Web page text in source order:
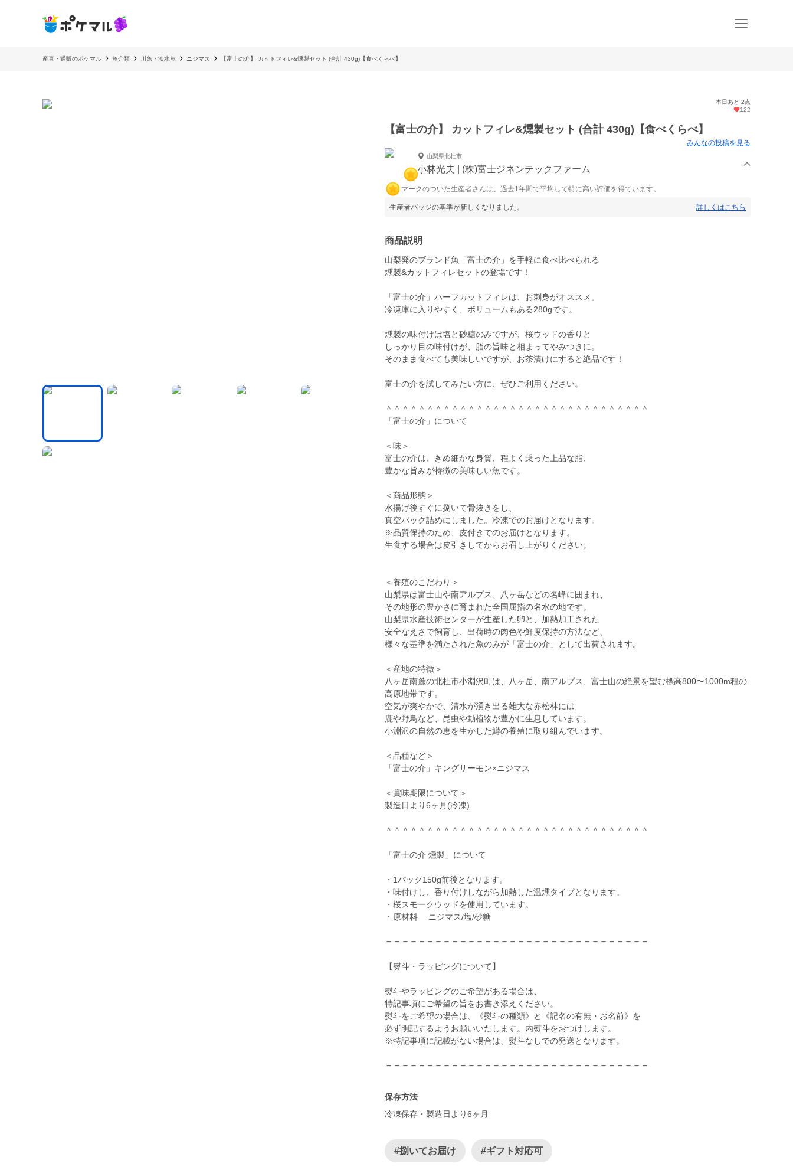
産直・通販のポケマル 魚介類 川魚・淡水魚 ニジマス 【富士の介】 カットフィレ&燻製セット (合計 430g)【食べくらべ】
本日あと 2点
122
【富士の介】 カットフィレ&燻製セット (合計 430g)【食べくらべ】
みんなの投稿を見る
山梨県北杜市
小林光夫 | (株)富士ジネンテックファーム
マークのついた生産者さんは、過去1年間で平均して特に高い評価を得ています。
生産者バッジの基準が新しくなりました。 詳しくはこちら
商品説明
山梨発のブランド魚「富士の介」を手軽に食べ比べられる
燻製&カットフィレセットの登場です！
「富士の介」ハーフカットフィレは、お刺身がオススメ。
冷凍庫に入りやすく、ボリュームもある280gです。
燻製の味付けは塩と砂糖のみですが、桜ウッドの香りと
しっかり目の味付けが、脂の旨味と相まってやみつきに。
そのまま食べても美味しいですが、お茶漬けにすると絶品です！
富士の介を試してみたい方に、ぜひご利用ください。
＾＾＾＾＾＾＾＾＾＾＾＾＾＾＾＾＾＾＾＾＾＾＾＾＾＾＾＾＾＾＾＾
「富士の介」について
＜味＞
富士の介は、きめ細かな身質、程よく乗った上品な脂、
豊かな旨みが特徴の美味しい魚です。
＜商品形態＞
水揚げ後すぐに捌いて骨抜きをし、
真空パック詰めにしました。冷凍でのお届けとなります。
※品質保持のため、皮付きでのお届けとなります。
生食する場合は皮引きしてからお召し上がりください。
＜養殖のこだわり＞
山梨県は富士山や南アルプス、八ヶ岳などの名峰に囲まれ、
その地形の豊かさに育まれた全国屈指の名水の地です。
山梨県水産技術センターが生産した卵と、加熱加工された
安全なえさで飼育し、出荷時の肉色や鮮度保持の方法など、
様々な基準を満たされた魚のみが「富士の介」として出荷されます。
＜産地の特徴＞
八ヶ岳南麓の北杜市小淵沢町は、八ヶ岳、南アルプス、富士山の絶景を望む標高800〜1000m程の
高原地帯です。
空気が爽やかで、清水が湧き出る雄大な赤松林には
鹿や野鳥など、昆虫や動植物が豊かに生息しています。
小淵沢の自然の恵を生かした鱒の養殖に取り組んでいます。
＜品種など＞
「富士の介」キングサーモン×ニジマス
＜賞味期限について＞
製造日より6ヶ月(冷凍)
＾＾＾＾＾＾＾＾＾＾＾＾＾＾＾＾＾＾＾＾＾＾＾＾＾＾＾＾＾＾＾＾
「富士の介 燻製」について
・1パック150g前後となります。
・味付けし、香り付けしながら加熱した温燻タイプとなります。
・桜スモークウッドを使用しています。
・原材料 ニジマス/塩/砂糖
＝＝＝＝＝＝＝＝＝＝＝＝＝＝＝＝＝＝＝＝＝＝＝＝＝＝＝＝＝＝＝＝
【熨斗・ラッピングについて】
熨斗やラッピングのご希望がある場合は、
特記事項にご希望の旨をお書き添えください。
熨斗をご希望の場合は、《熨斗の種類》と《記名の有無・お名前》を
必ず明記するようお願いいたします。内熨斗をおつけします。
※特記事項に記載がない場合は、熨斗なしでの発送となります。
保存方法
冷凍保存・製造日より6ヶ月
#捌いてお届け #ギフト対応可